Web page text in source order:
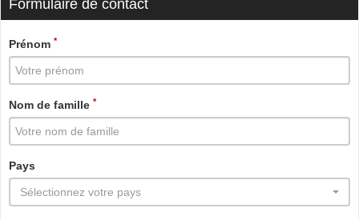
Formulaire de contact
Prénom *
Nom de famille *
Pays
Sélectionnez votre pays